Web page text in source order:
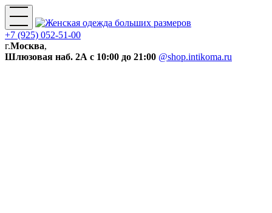
+7 (925) 052-51-00
г.Москва,
Шлюзовая наб. 2А с 10:00 до 21:00 @shop.intikoma.ru